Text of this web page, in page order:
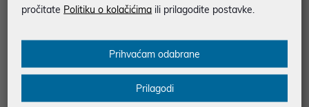
Vidi detalje Pošalji upit
SIGURNA KUPOVINA
pročitate Politiku o kolačićima ili prilagodite postavke.
Prihvaćam odabrane
Prilagodi